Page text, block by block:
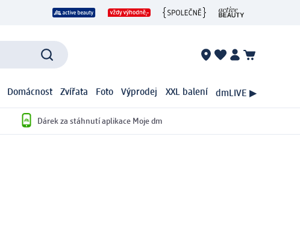
Domácnost Zvířata Foto Výprodej XXL balení dmLIVE ▶
Dárek za stáhnutí aplikace Moje dm